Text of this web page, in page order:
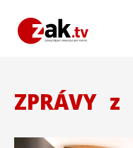
ZPRÁVY z